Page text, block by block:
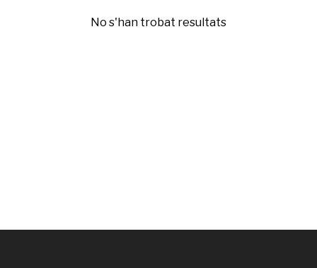
No s'han trobat resultats